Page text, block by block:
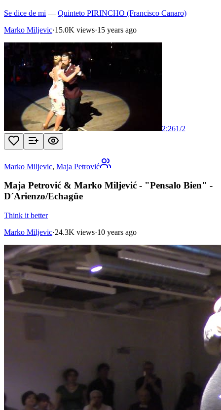
Se dice de mi — Quinteto PIRINCHO (Francisco Canaro)
Marko Miljevic·15.0K views·15 years ago
2:261/2
Marko Miljevic, Maja Petrović
Maja Petrović & Marko Miljević - "Pensalo Bien" -
D´Arienzo/Echagüe
Think it better
Marko Miljevic·24.3K views·10 years ago